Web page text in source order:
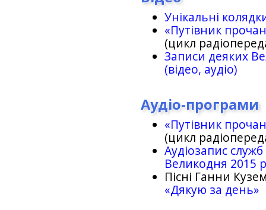
Унікальні
«Путівник
(цикл
Записи деяких
(відео, аудіо)
Аудіо-програми
«Путівник
(цикл
Аудіозапис
Великодня 2015
Пісні Ганни
«Дякую за день»